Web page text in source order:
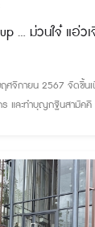
... ม่วนใจ๋ แอ่วเ
ศจิกายน 2567 จัดขึ้น
ร และทำบุญกฐินสามัค